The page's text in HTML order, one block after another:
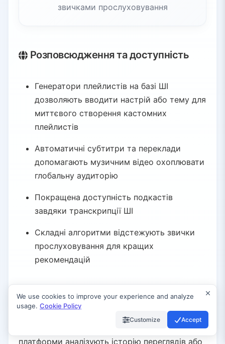
звичками прослуховування
Розповсюдження та доступність
Генератори плейлистів на базі ШІ
дозволяють вводити настрій або тему для
миттєвого створення кастомних
плейлистів
Автоматичні субтитри та переклади
допомагають музичним відео охоплювати
глобальну аудиторію
Покращена доступність подкастів
завдяки транскрипції ШІ
Складні алгоритми відстежують звички
прослуховування для кращих
рекомендацій
Персоналізація аудиторії
У розвагах ШІ адаптує досвід для кожного
користувача. Netflix, Amazon, YouTube та інші
платформи аналізують історію переглядів або
We use cookies to improve your experience and analyze
usage. Cookie Policy
Customize Accept